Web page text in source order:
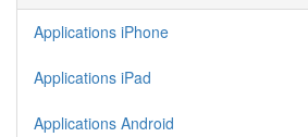
Applications iPhone
Applications iPad
Applications Android